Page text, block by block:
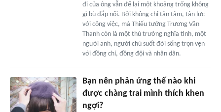
đi của ông vẫn để lại một khoảng trống không
gì bù đắp nổi. Bởi không chỉ tận tâm, tận lực
với công việc, mà Thiếu tướng Trương Văn
Thanh còn là một thủ trưởng nghĩa tình, một
người anh, người chú suốt đời sống trọn vẹn
với đồng chí, đồng đội và nhân dân.
Bạn nên phản ứng thế nào khi
được chàng trai mình thích khen
ngợi?